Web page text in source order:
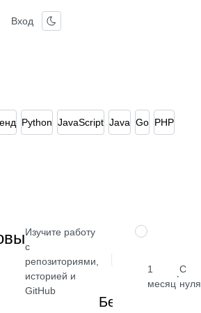
Вход
Python JavaScript Java Go PHP
Изучите работу
с
репозиториями,
историей и
GitHub
Бесплатно
НАВЫК
1
месяц
·
С
нуля